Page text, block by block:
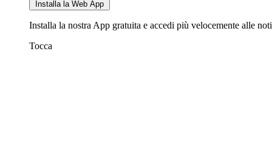
Installa la Web App
Installa la nostra App gratuita e accedi più velocemente alle
Tocca